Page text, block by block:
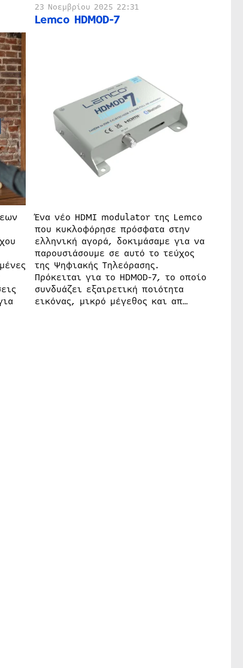
23 Νοεμβρίου 2025 22:31
Lemco HDMOD-7
Ένα νέο HDMI modulator της Lemco
που κυκλοφόρησε πρόσφατα στην
ελληνική αγορά, δοκιμάσαμε για να
παρουσιάσουμε σε αυτό το τεύχος
της Ψηφιακής Τηλεόρασης.
Πρόκειται για το HDMOD-7, το οποίο
συνδυάζει εξαιρετική ποιότητα
εικόνας, μικρό μέγεθος και απ…